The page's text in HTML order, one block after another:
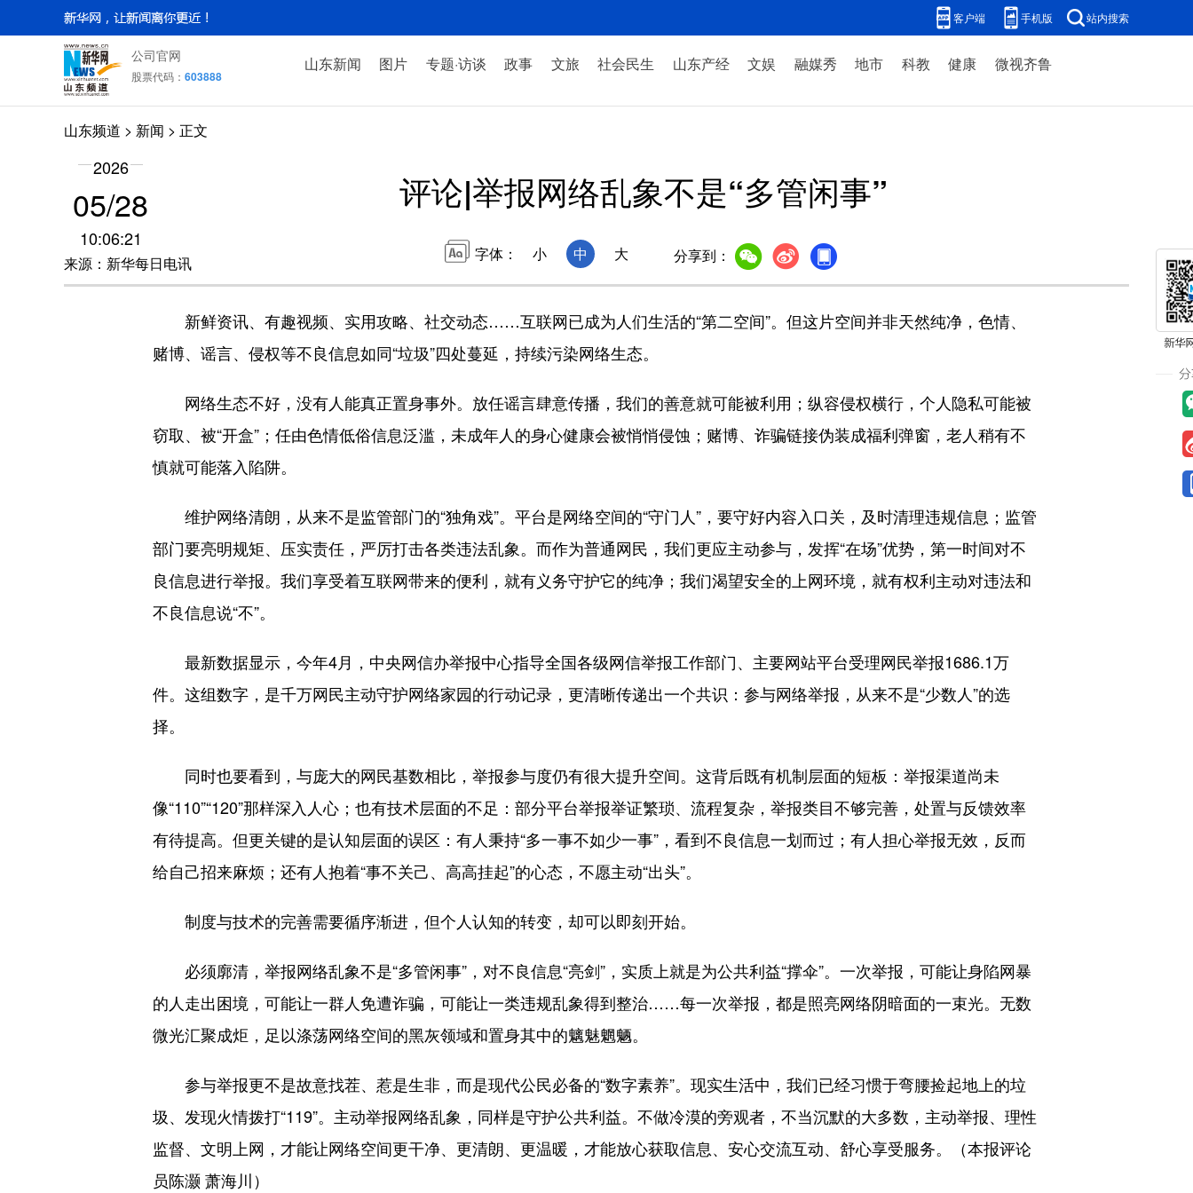
客户端 手机版 站内搜索
公司官网
股票代码： 603888
山东新闻 图片 专题·访谈 政事 文旅 社会民生 山东产经 文娱 融媒秀 地市 科教 健康 微视齐鲁
山东频道 > 新闻 > 正文
2026
05/28
10:06:21
来源：新华每日电讯
评论|举报网络乱象不是“多管闲事”
字体： 小 中 大 分享到：
新鲜资讯、有趣视频、实用攻略、社交动态……互联网已成为人们生活的“第二空间”。但这片空间并非天然纯净，色情、
赌博、谣言、侵权等不良信息如同“垃圾”四处蔓延，持续污染网络生态。
网络生态不好，没有人能真正置身事外。放任谣言肆意传播，我们的善意就可能被利用；纵容侵权横行，个人隐私可能被
窃取、被“开盒”；任由色情低俗信息泛滥，未成年人的身心健康会被悄悄侵蚀；赌博、诈骗链接伪装成福利弹窗，老人稍有不
慎就可能落入陷阱。
维护网络清朗，从来不是监管部门的“独角戏”。平台是网络空间的“守门人”，要守好内容入口关，及时清理违规信息；监管
部门要亮明规矩、压实责任，严厉打击各类违法乱象。而作为普通网民，我们更应主动参与，发挥“在场”优势，第一时间对不
良信息进行举报。我们享受着互联网带来的便利，就有义务守护它的纯净；我们渴望安全的上网环境，就有权利主动对违法和
不良信息说“不”。
最新数据显示，今年4月，中央网信办举报中心指导全国各级网信举报工作部门、主要网站平台受理网民举报1686.1万
件。这组数字，是千万网民主动守护网络家园的行动记录，更清晰传递出一个共识：参与网络举报，从来不是“少数人”的选
择。
同时也要看到，与庞大的网民基数相比，举报参与度仍有很大提升空间。这背后既有机制层面的短板：举报渠道尚未
像“110”“120”那样深入人心；也有技术层面的不足：部分平台举报举证繁琐、流程复杂，举报类目不够完善，处置与反馈效率
有待提高。但更关键的是认知层面的误区：有人秉持“多一事不如少一事”，看到不良信息一划而过；有人担心举报无效，反而
给自己招来麻烦；还有人抱着“事不关己、高高挂起”的心态，不愿主动“出头”。
制度与技术的完善需要循序渐进，但个人认知的转变，却可以即刻开始。
必须廓清，举报网络乱象不是“多管闲事”，对不良信息“亮剑”，实质上就是为公共利益“撑伞”。一次举报，可能让身陷网暴
的人走出困境，可能让一群人免遭诈骗，可能让一类违规乱象得到整治……每一次举报，都是照亮网络阴暗面的一束光。无数
微光汇聚成炬，足以涤荡网络空间的黑灰领域和置身其中的魑魅魍魉。
参与举报更不是故意找茬、惹是生非，而是现代公民必备的“数字素养”。现实生活中，我们已经习惯于弯腰捡起地上的垃
圾、发现火情拨打“119”。主动举报网络乱象，同样是守护公共利益。不做冷漠的旁观者，不当沉默的大多数，主动举报、理性
监督、文明上网，才能让网络空间更干净、更清朗、更温暖，才能放心获取信息、安心交流互动、舒心享受服务。（本报评论
员陈灏 萧海川）